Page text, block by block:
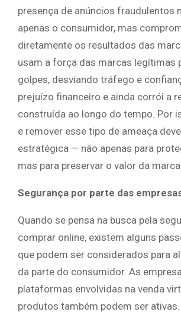
presença de anúncios fraudulentos
apenas o consumidor, mas
diretamente os resultados das
usam a força das marcas legítimas
golpes, desviando tráfego e
prejuízo financeiro e ainda corrói a
construída ao longo do tempo. Por
e remover esse tipo de ameaça
estratégica — não apenas para
mas para preservar o valor da
Segurança por parte das
Quando se pensa na busca pela
comprar online, existem alguns
que podem ser considerados para
da parte do consumidor. As
plataformas envolvidas na venda
produtos também podem ser ativas.